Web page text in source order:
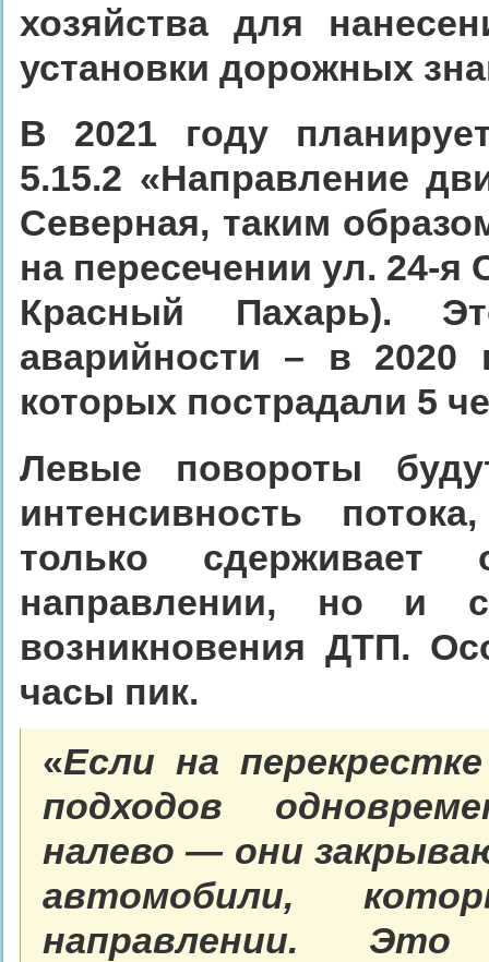
хозяйства для
установки дорожных
В 2021 году
5.15.2 «Направление
Северная, таким
на пересечении ул. 24-я
Красный Пахарь).
аварийности – в
которых пострадали 5
Левые повороты
интенсивность
только
направлении, но и
возникновения ДТП.
часы пик.
«Если на
подходов
налево — они
автомобили,
направлении. Это